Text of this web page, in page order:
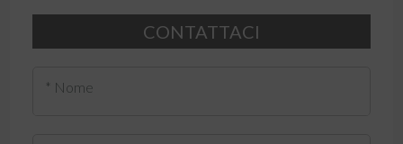
CONTATTACI
* Nome